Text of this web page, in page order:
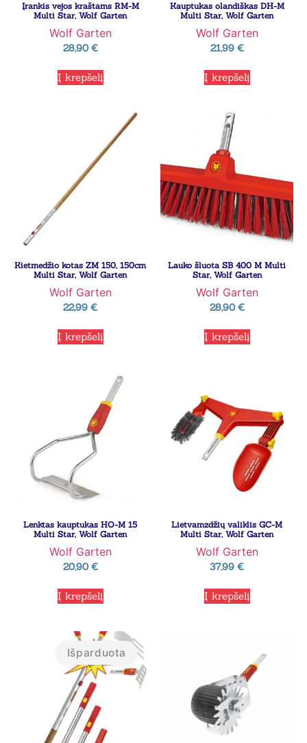
Įrankis vejos kraštams RM-M
Multi Star, Wolf Garten
Wolf Garten
28,90€
Į krepšelį
Kauptukas olandiškas DH-M
Multi Star, Wolf Garten
Wolf Garten
21,99 €
Į krepšelį
Kietmedžio kotas ZM 150, 150cm
Multi Star, Wolf Garten
Wolf Garten
22,99 €
Į krepšelį
Lauko šluota SB 400 M Multi
Star, Wolf Garten
Wolf Garten
28,90€
Į krepšelį
Lenktas kauptukas HO-M 15
Multi Star, Wolf Garten
Wolf Garten
20,90€
Į krepšelį
Lietvamzdžių valiklis GC-M
Multi Star, Wolf Garten
Wolf Garten
37,99 €
Į krepšelį
Išparduota